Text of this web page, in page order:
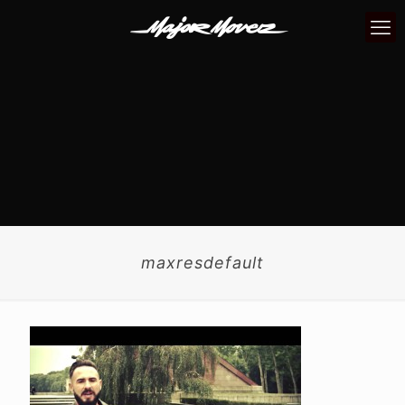
maxresdefault